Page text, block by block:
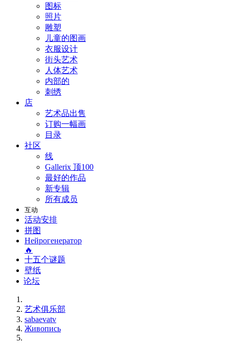
图标
照片
雕塑
儿童的图画
衣服设计
街头艺术
人体艺术
内部的
刺绣
店
艺术品出售
订购一幅画
目录
社区
线
Gallerix 顶100
最好的作品
新专辑
所有成员
互动
活动安排
拼图
Нейрогенератор
🔥
十五个谜题
壁纸
论坛
艺术俱乐部
sabaevatv
Живопись